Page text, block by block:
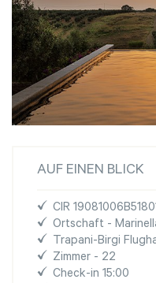
AUF EINEN BLICK
CIR
Ortschaft -
Trapani-Birgi
Zimmer - 22
Check-in 15:00